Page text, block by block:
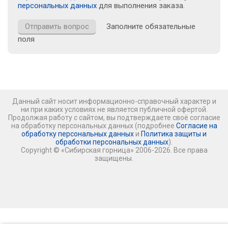
персональных данных для выполнения заказа.
Заполните обязательные
поля
Данный сайт носит информационно-справочный характер и
ни при каких условиях не является публичной офертой.
Продолжая работу с сайтом, вы подтверждаете своё согласие
на обработку персональных данных (подробнее Согласие на
обработку персональных данных и Политика защиты и
обработки персональных данных).
Copyright © «Сибирская горница» 2006-2026. Все права
защищены.